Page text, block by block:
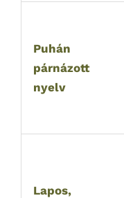
Puhán
párnázott
nyelv
Lapos,